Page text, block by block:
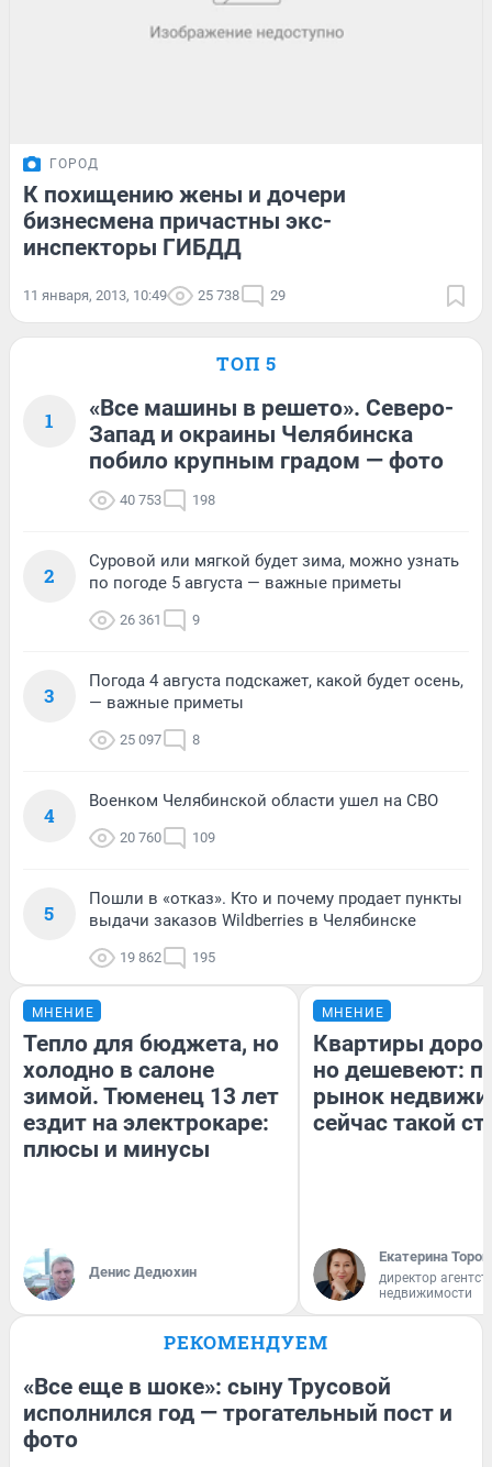
ГОРОД
К похищению жены и дочери
бизнесмена причастны экс-
инспекторы ГИБДД
11 января, 2013, 10:49 25 738 29
ТОП 5
1
«Все машины в решето». Северо-
Запад и окраины Челябинска
побило крупным градом — фото
40 753 198
2
Суровой или мягкой будет зима, можно узнать
по погоде 5 августа — важные приметы
26 361 9
3
Погода 4 августа подскажет, какой будет осень,
— важные приметы
25 097 8
4
Военком Челябинской области ушел на СВО
20 760 109
5
Пошли в «отказ». Кто и почему продает пункты
выдачи заказов Wildberries в Челябинске
19 862 195
МНЕНИЕ
Тепло для бюджета, но
холодно в салоне
зимой. Тюменец 13 лет
ездит на электрокаре:
плюсы и минусы
Денис Дедюхин
МНЕНИЕ
Квартиры
но дешевеют:
рынок
сейчас такой
Екатерина
директор
недвижимости
РЕКОМЕНДУЕМ
«Все еще в шоке»: сыну Трусовой
исполнился год — трогательный пост и
фото